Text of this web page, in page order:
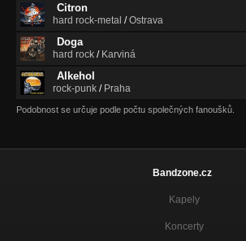
Citron
hard rock-metal /Ostrava
Doga
hard rock / Karviná
Alkehol
rock-punk / Praha
Podobnost se určuje podle počtu společných fanoušků.
Bandzone.cz
Kapely
Koncerty